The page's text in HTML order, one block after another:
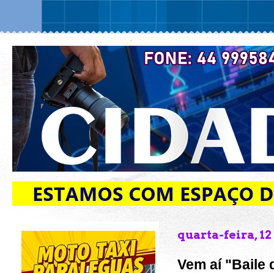
quarta-feira, 12
Vem aí "Baile